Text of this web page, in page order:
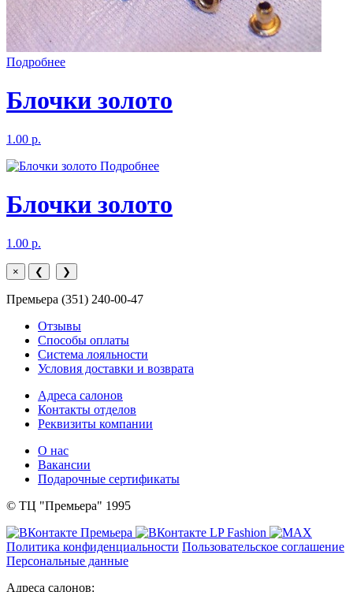
Подробнее
Блочки золото
1.00 р.
Подробнее
Блочки золото
1.00 р.
× ❮ ❯
Премьера (351) 240-00-47
Отзывы
Способы оплаты
Система лояльности
Условия доставки и возврата
Адреса салонов
Контакты отделов
Реквизиты компании
О нас
Вакансии
Подарочные сертификаты
© ТЦ "Премьера" 1995
Политика конфиденциальности Пользовательское соглашение
Персональные данные
Адреса салонов: